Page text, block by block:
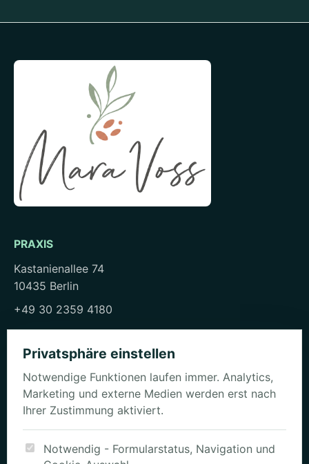
PRAXIS
Kastanienallee 74
10435 Berlin
+49 30 2359 4180
kontakt@mara-voss-ernaehrung.de
WEGE
Profil vorbereiten
Privatsphäre einstellen
Notwendige Funktionen laufen immer. Analytics,
Marketing und externe Medien werden erst nach
Ihrer Zustimmung aktiviert.
Notwendig - Formularstatus, Navigation und